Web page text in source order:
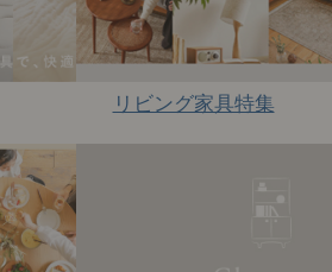
リビング家具特集